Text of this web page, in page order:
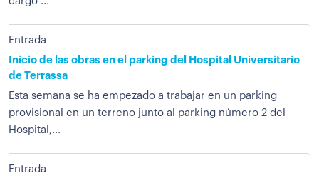
Entrada
Inicio de las obras en el parking del Hospital Universitario
de Terrassa
Esta semana se ha empezado a trabajar en un parking
provisional en un terreno junto al parking número 2 del
Hospital,...
Entrada